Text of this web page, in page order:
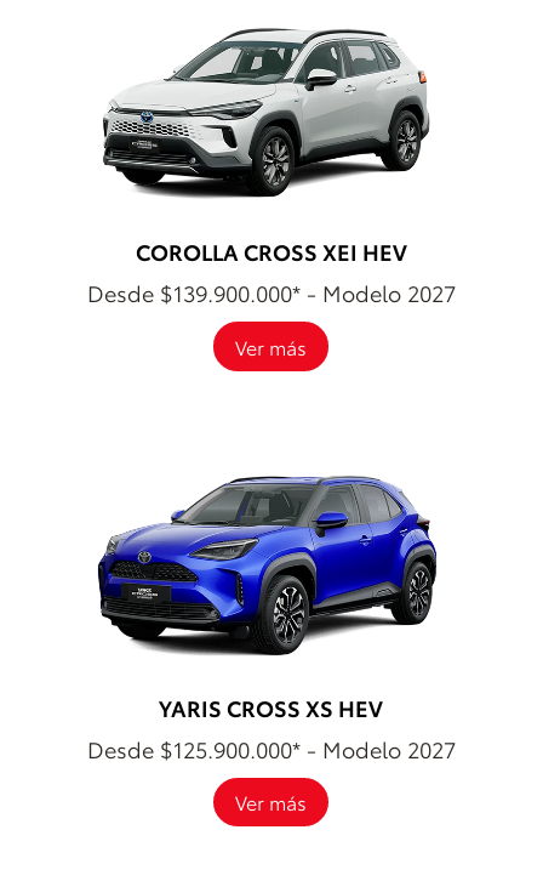
COROLLA CROSS XEI HEV
Desde $139.900.000* - Modelo 2027
Ver más
YARIS CROSS XS HEV
Desde $125.900.000* - Modelo 2027
Ver más